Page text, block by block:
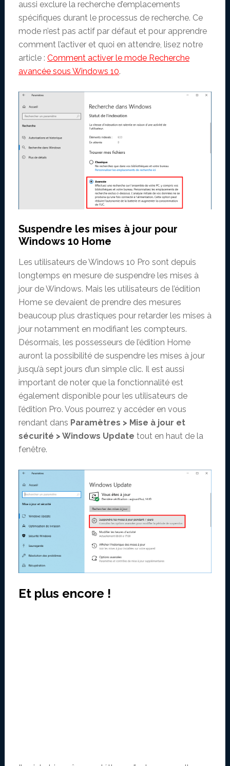
aussi exclure la recherche d’emplacements
spécifiques durant le processus de recherche. Ce
mode n’est pas actif par défaut et pour apprendre
comment l’activer et quoi en attendre, lisez notre
article : Comment activer le mode Recherche
avancée sous Windows 10.
Suspendre les mises à jour pour
Windows 10 Home
Les utilisateurs de Windows 10 Pro sont depuis
longtemps en mesure de suspendre les mises à
jour de Windows. Mais les utilisateurs de l’édition
Home se devaient de prendre des mesures
beaucoup plus drastiques pour retarder les mises à
jour notamment en modifiant les compteurs.
Désormais, les possesseurs de l’édition Home
auront la possibilité de suspendre les mises à jour
jusqu’à sept jours d’un simple clic. Il est aussi
important de noter que la fonctionnalité est
également disponible pour les utilisateurs de
l’édition Pro. Vous pourrez y accéder en vous
rendant dans Paramètres > Mise à jour et
sécurité > Windows Update tout en haut de la
fenêtre.
Et plus encore !